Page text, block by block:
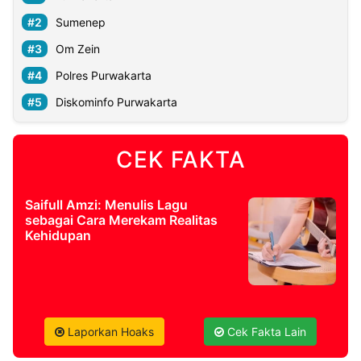
Sumenep
Om Zein
Polres Purwakarta
Diskominfo Purwakarta
CEK FAKTA
Saifull Amzi: Menulis Lagu
sebagai Cara Merekam Realitas
Kehidupan
Laporkan Hoaks Cek Fakta Lain